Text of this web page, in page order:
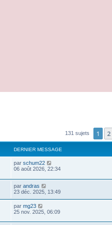
131 sujets 1 2
DERNIER MESSAGE
par schum22
06 août 2026, 22:34
par andras
23 déc. 2025, 13:49
par mg23
25 nov. 2025, 06:09